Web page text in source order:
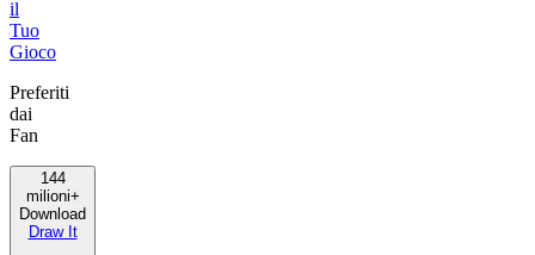
il
Tuo
Gioco
Preferiti
dai
Fan
144
milioni+
Download
Draw It